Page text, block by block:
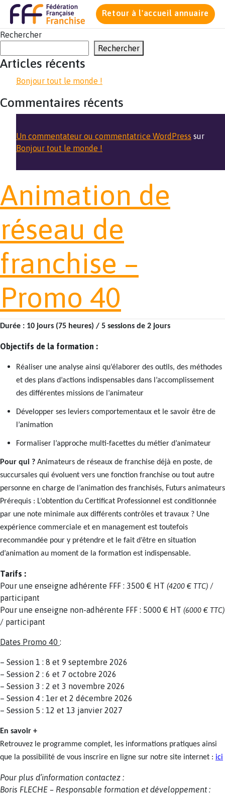
Retour à l'accueil annuaire
Rechercher
Rechercher
Articles récents
Bonjour tout le monde !
Commentaires récents
Un commentateur ou commentatrice WordPress sur
Bonjour tout le monde !
Animation de
réseau de
franchise –
Promo 40
Durée : 10 jours (75 heures) / 5 sessions de 2 jours
Objectifs de la formation :
Réaliser une analyse ainsi qu’élaborer des outils, des méthodes
et des plans d’actions indispensables dans l’accomplissement
des différentes missions de l’animateur
Développer ses leviers comportementaux et le savoir être de
l’animation
Formaliser l’approche multi-facettes du métier d’animateur
Pour qui ? Animateurs de réseaux de franchise déjà en poste, de
succursales qui évoluent vers une fonction franchise ou tout autre
personne en charge de l’animation des franchisés, Futurs animateurs
Prérequis : L’obtention du Certificat Professionnel est conditionnée
par une note minimale aux différents contrôles et travaux ? Une
expérience commerciale et en management est toutefois
recommandée pour y prétendre et le fait d’être en situation
d’animation au moment de la formation est indispensable.
Tarifs :
Pour une enseigne adhérente FFF : 3500 € HT (4200 € TTC) /
participant
Pour une enseigne non-adhérente FFF : 5000 € HT (6000 € TTC)
/ participant
Dates Promo 40 :
– Session 1 : 8 et 9 septembre 2026
– Session 2 : 6 et 7 octobre 2026
– Session 3 : 2 et 3 novembre 2026
– Session 4 : 1er et 2 décembre 2026
– Session 5 : 12 et 13 janvier 2027
En savoir +
Retrouvez le programme complet, les informations pratiques ainsi
que la possibilité de vous inscrire en ligne sur notre site internet : ici
Pour plus d’information contactez :
Boris FLECHE – Responsable formation et développement :